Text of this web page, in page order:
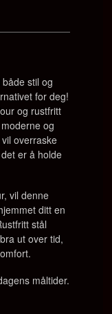
stil og
for deg!
og rustfritt
og
overraske
er å holde
vil denne
ditt en
stål
ut over tid,
måltider.